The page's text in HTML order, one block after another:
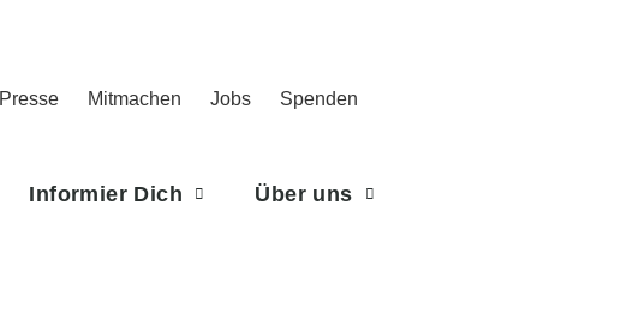
Presse Mitmachen Jobs Spenden
Informier Dich Über uns